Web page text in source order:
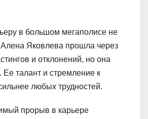
в большом мегаполисе не
Яковлева прошла через
и отклонений, но она
Ее талант и стремление к
любых трудностей.
прорыв в карьере